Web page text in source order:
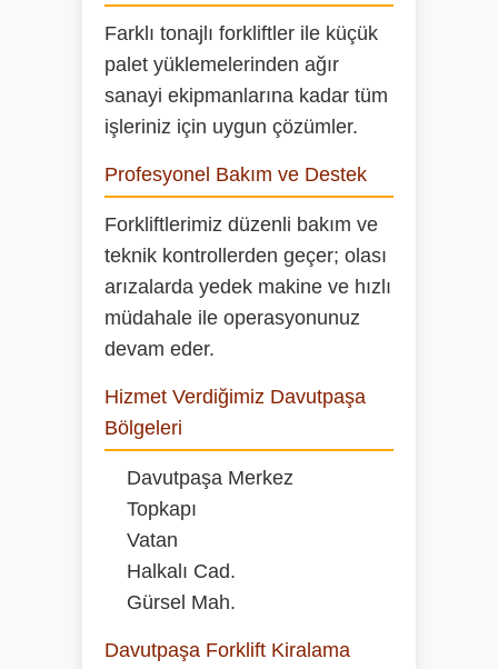
Farklı tonajlı forkliftler ile küçük
palet yüklemelerinden ağır
sanayi ekipmanlarına kadar tüm
işleriniz için uygun çözümler.
Profesyonel Bakım ve Destek
Forkliftlerimiz düzenli bakım ve
teknik kontrollerden geçer; olası
arızalarda yedek makine ve hızlı
müdahale ile operasyonunuz
devam eder.
Hizmet Verdiğimiz Davutpaşa
Bölgeleri
Davutpaşa Merkez
Topkapı
Vatan
Halkalı Cad.
Gürsel Mah.
Davutpaşa Forklift Kiralama